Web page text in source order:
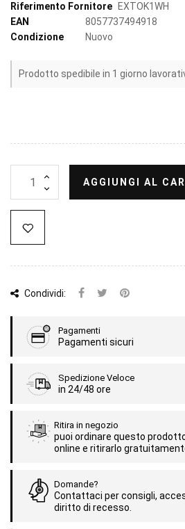
Riferimento Fornitore
EXTOK1WH
EAN
8057737494918
Condizione
Nuovo
Prodotto spedibile in 1 giorno
AGGIUNGI AL
Condividi:
Pagamenti
Pagamenti sicuri
Spedizione Veloce
in 24/48 ore
Ritira in negozio
puoi ordinare questo
online e ritirarlo
Domande?
Contattaci per consigli,
diritto di recesso.